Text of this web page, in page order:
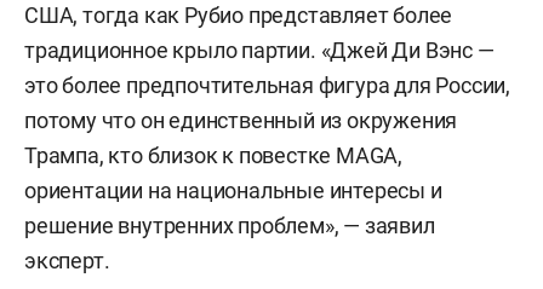
США, тогда как Рубио представляет более
традиционное крыло партии. «Джей Ди Вэнс —
это более предпочтительная фигура для России,
потому что он единственный из окружения
Трампа, кто близок к повестке MAGA,
ориентации на национальные интересы и
решение внутренних проблем», — заявил
эксперт.